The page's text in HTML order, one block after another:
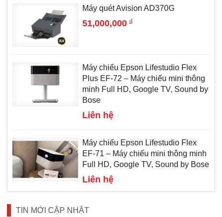
Máy quét Avision AD370G
51,000,000đ
Máy chiếu Epson Lifestudio Flex
Plus EF-72 – Máy chiếu mini thông
minh Full HD, Google TV, Sound by
Bose
Liên hệ
Máy chiếu Epson Lifestudio Flex
EF-71 – Máy chiếu mini thông minh
Full HD, Google TV, Sound by Bose
Liên hệ
TIN MỚI CẬP NHẬT